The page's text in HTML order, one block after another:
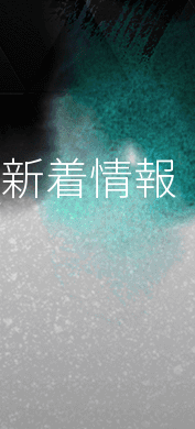
新着情報